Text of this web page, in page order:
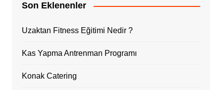
Son Eklenenler
Uzaktan Fitness Eğitimi Nedir ?
Kas Yapma Antrenman Programı
Konak Catering